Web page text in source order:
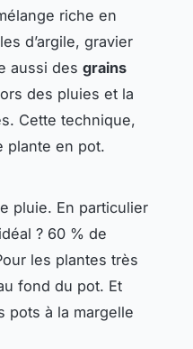
riche en
d’argile, gravier
aussi des grains
des pluies et la
Cette technique,
plante en pot.
pluie. En particulier
? 60 % de
les plantes très
fond du pot. Et
pots à la margelle